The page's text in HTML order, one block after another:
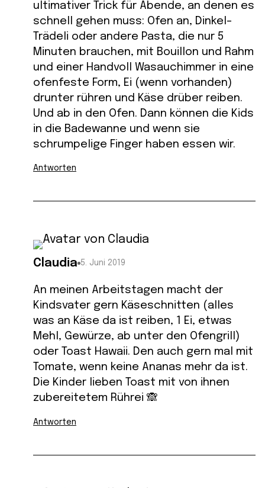
ultimativer Trick für Abende, an denen es
schnell gehen muss: Ofen an, Dinkel-
Trädeli oder andere Pasta, die nur 5
Minuten brauchen, mit Bouillon und Rahm
und einer Handvoll Wasauchimmer in eine
ofenfeste Form, Ei (wenn vorhanden)
drunter rühren und Käse drüber reiben.
Und ab in den Ofen. Dann können die Kids
in die Badewanne und wenn sie
schrumpelige Finger haben essen wir.
Antworten
Claudia 5. Juni 2019
An meinen Arbeitstagen macht der
Kindsvater gern Käseschnitten (alles
was an Käse da ist reiben, 1 Ei, etwas
Mehl, Gewürze, ab unter den Ofengrill)
oder Toast Hawaii. Den auch gern mal mit
Tomate, wenn keine Ananas mehr da ist.
Die Kinder lieben Toast mit von ihnen
zubereitetem Rührei 🙈
Antworten